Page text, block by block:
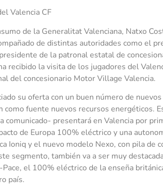
Valencia CF
de la Generalitat Valenciana, Natxo
de distintas autoridades como el
de la patronal estatal de
recibido la visita de los jugadores del
del concesionario Motor Village Valencia.
su oferta con un buen número de
fuente nuevos recursos energéticos.
comunicado- presentará en Valencia por
de Europa 100% eléctrico y una
Ioniq y el nuevo modelo Nexo, con pila de
segmento, también va a ser muy
Pace, el 100% eléctrico de la enseña
país.